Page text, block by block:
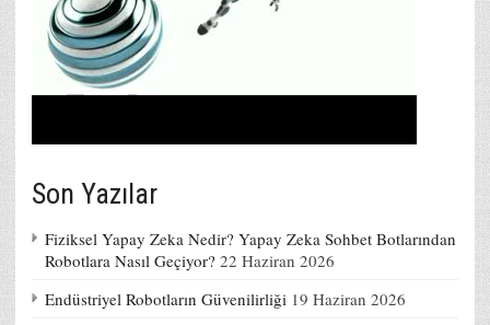
Son Yazılar
Fiziksel Yapay Zeka Nedir? Yapay Zeka Sohbet Botlarından
Robotlara Nasıl Geçiyor? 22 Haziran 2026
Endüstriyel Robotların Güvenilirliği 19 Haziran 2026